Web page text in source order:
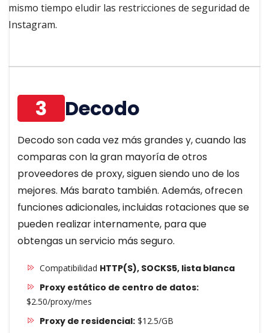
mismo tiempo eludir las restricciones de seguridad de
Instagram.
3 Decodo
Decodo son cada vez más grandes y, cuando las
comparas con la gran mayoría de otros
proveedores de proxy, siguen siendo uno de los
mejores. Más barato también. Además, ofrecen
funciones adicionales, incluidas rotaciones que se
pueden realizar internamente, para que
obtengas un servicio más seguro.
Compatibilidad HTTP(S), SOCKS5, lista blanca
Proxy estático de centro de datos:
$2.50/proxy/mes
Proxy de residencial:$12.5/GB